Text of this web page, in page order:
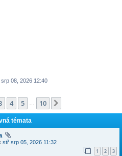
08, 2026 12:40
104 5 10
témata
stř srp 05, 2026 11:32
1 2 3